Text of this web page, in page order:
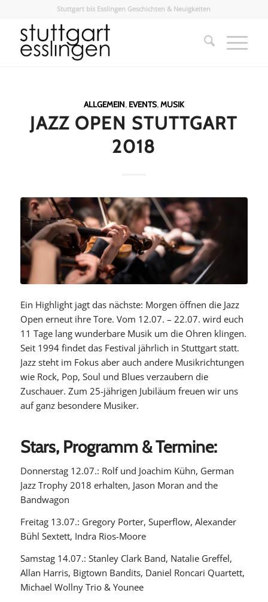
Stuttgart bis Esslingen Geschichten & Neuigkeiten
ALLGEMEIN, EVENTS,MUSIK
JAZZ OPEN STUTTGART
2018
Ein Highlight jagt das nächste: Morgen öffnen die Jazz
Open erneut ihre Tore. Vom 12.07. – 22.07. wird euch
11 Tage lang wunderbare Musik um die Ohren klingen.
Seit 1994 findet das Festival jährlich in Stuttgart statt.
Jazz steht im Fokus aber auch andere Musikrichtungen
wie Rock, Pop, Soul und Blues verzaubern die
Zuschauer. Zum 25-jährigen Jubiläum freuen wir uns
auf ganz besondere Musiker.
Stars, Programm & Termine:
Donnerstag 12.07.: Rolf und Joachim Kühn, German
Jazz Trophy 2018 erhalten, Jason Moran and the
Bandwagon
Freitag 13.07.: Gregory Porter, Superflow, Alexander
Bühl Sextett, Indra Rios-Moore
Samstag 14.07.: Stanley Clark Band, Natalie Greffel,
Allan Harris, Bigtown Bandits, Daniel Roncari Quartett,
Michael Wollny Trio & Younee